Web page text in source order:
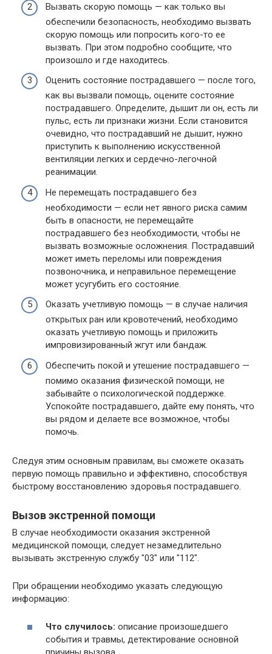
Вызвать скорую помощь — как только вы
обеспечили безопасность, необходимо вызвать
скорую помощь или попросить кого-то ее
вызвать. При этом подробно сообщите, что
произошло и где находитесь.
Оценить состояние пострадавшего — после того,
как вы вызвали помощь, оцените состояние
пострадавшего. Определите, дышит ли он, есть ли
пульс, есть ли признаки жизни. Если становится
очевидно, что пострадавший не дышит, нужно
приступить к выполнению искусственной
вентиляции легких и сердечно-легочной
реанимации.
Не перемещать пострадавшего без
необходимости — если нет явного риска самим
быть в опасности, не перемещайте
пострадавшего без необходимости, чтобы не
вызвать возможные осложнения. Пострадавший
может иметь переломы или повреждения
позвоночника, и неправильное перемещение
может усугубить его состояние.
Оказать учетливую помощь — в случае наличия
открытых ран или кровотечений, необходимо
оказать учетливую помощь и приложить
импровизированный жгут или бандаж.
Обеспечить покой и утешение пострадавшего —
помимо оказания физической помощи, не
забывайте о психологической поддержке.
Успокойте пострадавшего, дайте ему понять, что
вы рядом и делаете все возможное, чтобы
помочь.
Следуя этим основным правилам, вы сможете оказать
первую помощь правильно и эффективно, способствуя
быстрому восстановлению здоровья пострадавшего.
Вызов экстренной помощи
В случае необходимости оказания экстренной
медицинской помощи, следует незамедлительно
вызывать экстренную службу "03" или "112".
При обращении необходимо указать следующую
информацию:
Что случилось: описание произошедшего
события и травмы, детектирование основной